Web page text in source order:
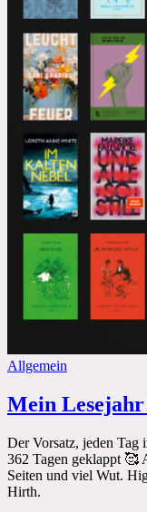
Allgemein
Mein Lesejahr
Der Vorsatz, jeden Tag
362 Tagen geklappt 🥰
Seiten und viel Wut.
Hirth.